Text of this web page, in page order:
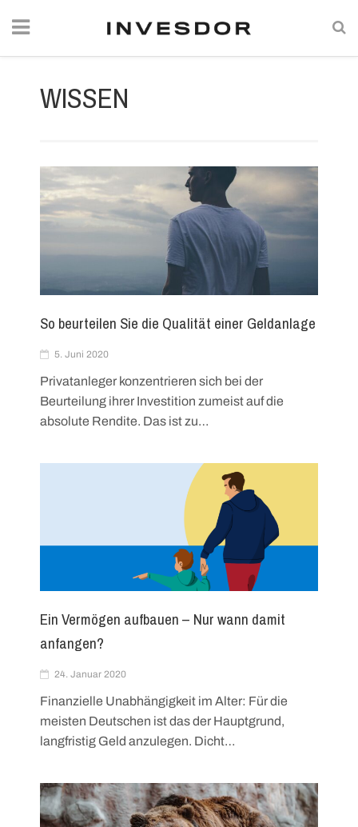
WISSEN
So beurteilen Sie die Qualität einer Geldanlage
5. Juni 2020
Privatanleger konzentrieren sich bei der
Beurteilung ihrer Investition zumeist auf die
absolute Rendite. Das ist zu…
Ein Vermögen aufbauen – Nur wann damit
anfangen?
24. Januar 2020
Finanzielle Unabhängigkeit im Alter: Für die
meisten Deutschen ist das der Hauptgrund,
langfristig Geld anzulegen. Dicht…